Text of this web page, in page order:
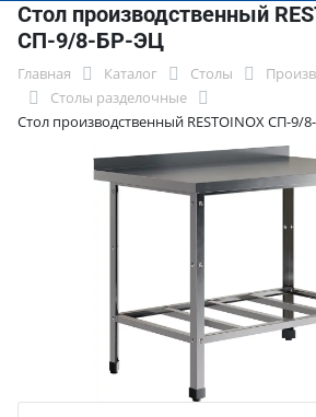
Стол производственный
СП-9/8-БР-ЭЦ
Главная Каталог Столы
Столы разделочные
Стол производственный RESTOINOX СП-9/